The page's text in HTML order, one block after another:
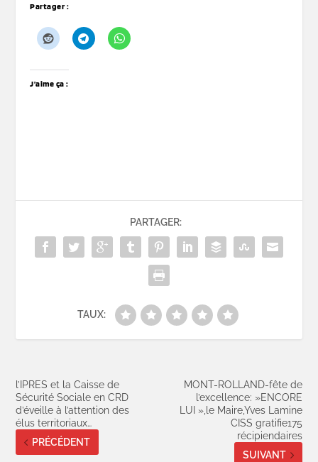
Partager :
J’aime ça :
PARTAGER:
TAUX:
l’IPRES et la Caisse de
Sécurité Sociale en CRD
d’éveille à l’attention des
élus territoriaux…
PRÉCÉDENT
MONT-ROLLAND-fête de
l’excellence: »ENCORE
LUI »,le Maire,Yves Lamine
CISS gratifie175
récipiendaires
SUIVANT